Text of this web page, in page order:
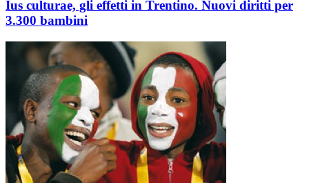
Ius culturae, gli effetti in Trentino. Nuovi diritti per
3.300 bambini